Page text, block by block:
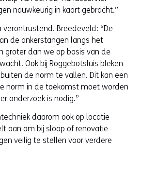
nauwkeurig in kaart gebracht.”
Breedeveld: “De
de ankerstangen langs het
groter dan we op basis van de
Ook bij Roggebotsluis bleken
de norm te vallen. Dit kan een
norm in de toekomst moet worden
onderzoek is nodig.”
daarom ook op locatie
aan om bij sloop of renovatie
veilig te stellen voor verdere